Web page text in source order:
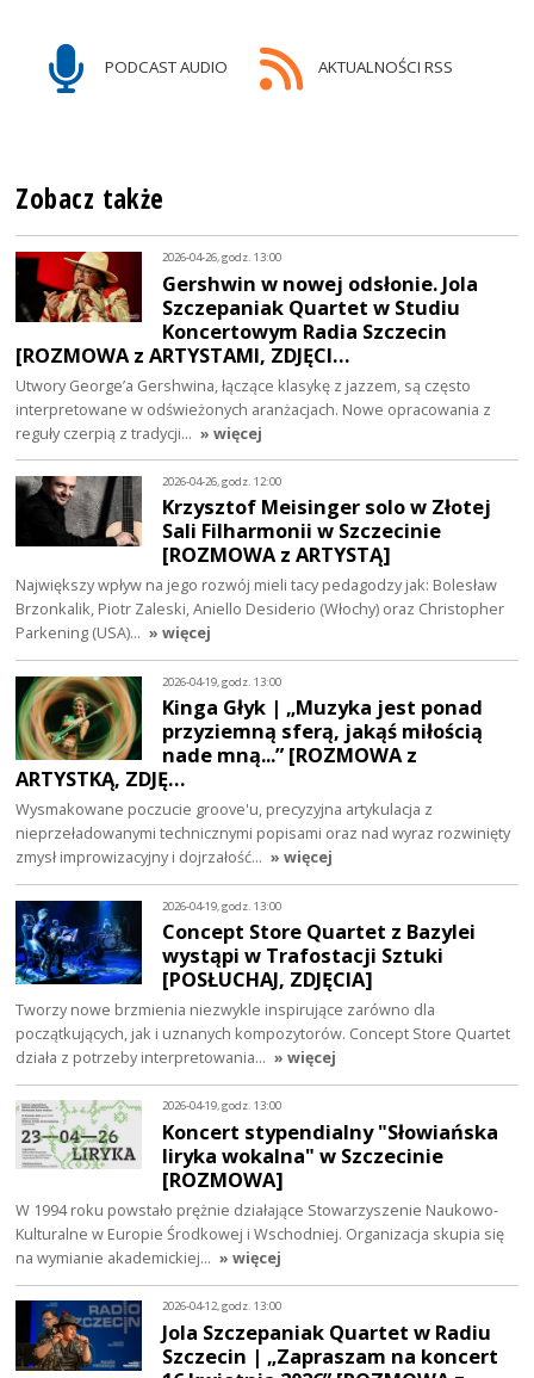
PODCAST AUDIO AKTUALNOŚCI RSS
Zobacz także
2026-04-26, godz. 13:00
Gershwin w nowej odsłonie. Jola
Szczepaniak Quartet w Studiu
Koncertowym Radia Szczecin
[ROZMOWA z ARTYSTAMI, ZDJĘCI…
Utwory George’a Gershwina, łączące klasykę z jazzem, są często
interpretowane w odświeżonych aranżacjach. Nowe opracowania z
reguły czerpią z tradycji… » więcej
2026-04-26, godz. 12:00
Krzysztof Meisinger solo w Złotej
Sali Filharmonii w Szczecinie
[ROZMOWA z ARTYSTĄ]
Największy wpływ na jego rozwój mieli tacy pedagodzy jak: Bolesław
Brzonkalik, Piotr Zaleski, Aniello Desiderio (Włochy) oraz Christopher
Parkening (USA)… » więcej
2026-04-19, godz. 13:00
Kinga Głyk | „Muzyka jest ponad
przyziemną sferą, jakąś miłością
nade mną...” [ROZMOWA z
ARTYSTKĄ, ZDJĘ…
Wysmakowane poczucie groove'u, precyzyjna artykulacja z
nieprzeładowanymi technicznymi popisami oraz nad wyraz rozwinięty
zmysł improwizacyjny i dojrzałość… » więcej
2026-04-19, godz. 13:00
Concept Store Quartet z Bazylei
wystąpi w Trafostacji Sztuki
[POSŁUCHAJ, ZDJĘCIA]
Tworzy nowe brzmienia niezwykle inspirujące zarówno dla
początkujących, jak i uznanych kompozytorów. Concept Store Quartet
działa z potrzeby interpretowania… » więcej
2026-04-19, godz. 13:00
Koncert stypendialny "Słowiańska
liryka wokalna" w Szczecinie
[ROZMOWA]
W 1994 roku powstało prężnie działające Stowarzyszenie Naukowo-
Kulturalne w Europie Środkowej i Wschodniej. Organizacja skupia się
na wymianie akademickiej… » więcej
2026-04-12, godz. 13:00
Jola Szczepaniak Quartet w Radiu
Szczecin | „Zapraszam na koncert